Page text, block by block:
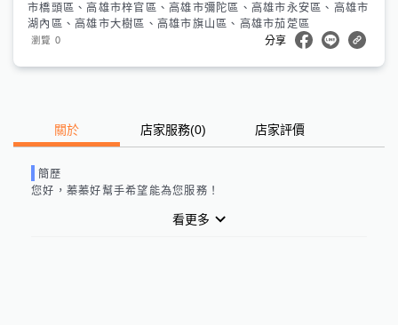
市橋頭區、高雄市梓官區、高雄市彌陀區、高雄市永安區、高雄市
湖內區、高雄市大樹區、高雄市旗山區、高雄市茄萣區
瀏覽 0 分享
關於 店家服務(0) 店家評價
簡歷
您好， 蓁蓁好幫手希望能為您服務！
看更多